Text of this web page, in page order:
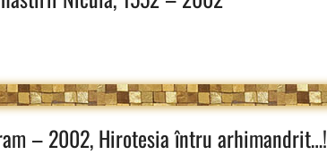
– 2002, Hirotesia întru arhimandrit…!